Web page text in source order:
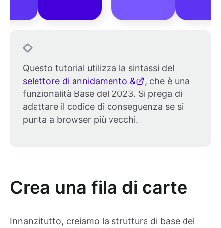
Questo tutorial utilizza la sintassi del
selettore di annidamento &
, che è una
funzionalità Base del 2023. Si prega di
adattare il codice di conseguenza se si
punta a browser più vecchi.
Crea una fila di carte
Innanzitutto, creiamo la struttura di base del